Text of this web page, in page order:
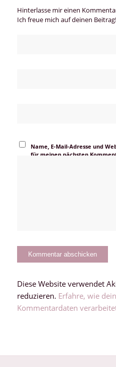
Hinterlasse mir einen
Ich freue mich auf deinen Beitrag!
Name, E-Mail-Adresse und
für meinen nächsten
Diese Website verwendet
reduzieren. Erfahre, wie
Kommentardaten